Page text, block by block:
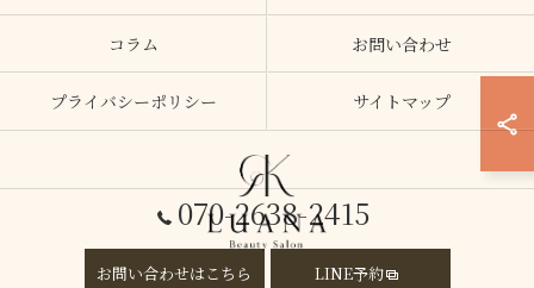
070-2638-2415
お問い合わせはこちら LINE予約
コラム お問い合わせ
プライバシーポリシー サイトマップ